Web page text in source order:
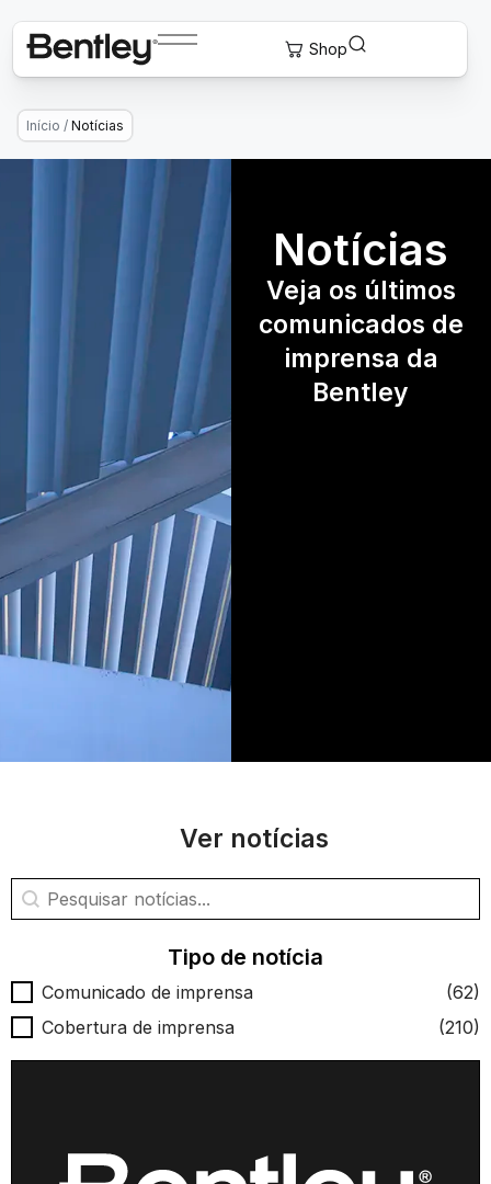
Início / Notícias
Notícias
Veja os últimos
comunicados de
imprensa da
Bentley
Ver notícias
Pesquisa de notícias
Pesquisar conteúdo
Tipo de notícia
Tipo de notícia
Comunicado de imprensa
(62)
Cobertura de imprensa
(210)